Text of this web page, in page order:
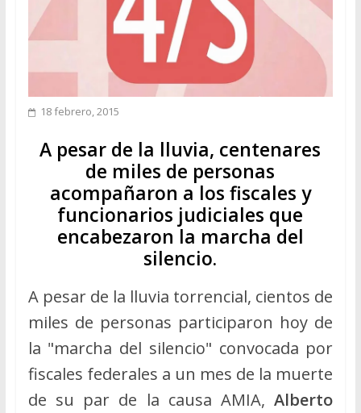
18 febrero, 2015
A pesar de la lluvia, centenares
de miles de personas
acompañaron a los fiscales y
funcionarios judiciales que
encabezaron la marcha del
silencio.
A pesar de la lluvia torrencial, cientos de
miles de personas participaron hoy de
la "marcha del silencio" convocada por
fiscales federales a un mes de la muerte
de su par de la causa AMIA,Alberto